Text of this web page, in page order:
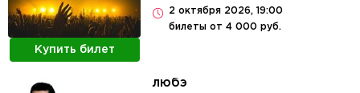
Купить билет
2 октября 2026, 19:00
билеты от 4 000 руб.
любэ